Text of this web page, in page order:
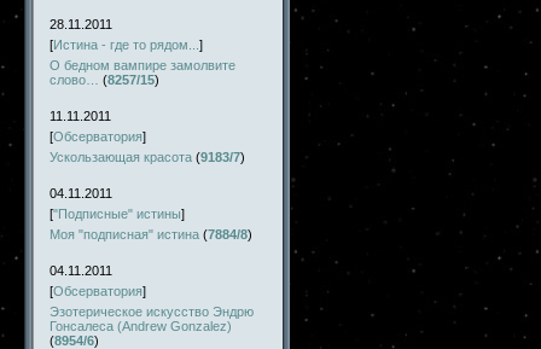
28.11.2011
[Истина - где то рядом... ]
О бедном вампире замолвите
слово…
(8257/15)
11.11.2011
[Обсерватория]
Ускользающая красота (9183/7)
04.11.2011
["Подписные" истины]
Моя "подписная" истина (7884/8)
04.11.2011
[Обсерватория]
Эзотерическое искусство Эндрю
Гонсалеса (Andrew Gonzalez)
(8954/6)